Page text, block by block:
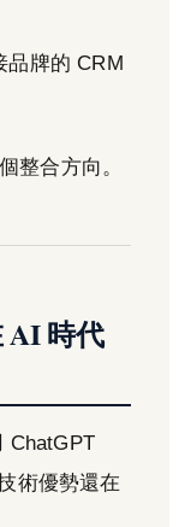
品牌的 CRM
整合方向。
AI 時代
ChatGPT
術優勢還在